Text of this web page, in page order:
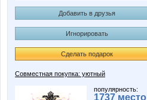
Добавить в друзья
Игнорировать
Сделать подарок
Совместная покупка: уютный
популярность:
1737 место